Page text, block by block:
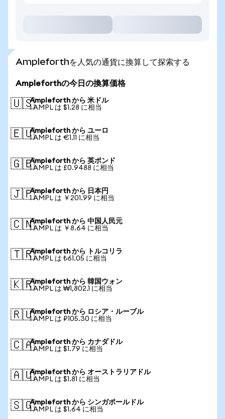
Ampleforthを人気の通貨に換算して探索する
Ampleforthの今日の換算価格
🇺🇸Ampleforth から 米ドル
1 AMPL は $1.28 に相当
🇪🇺Ampleforth から ユーロ
1 AMPL は €1.11 に相当
🇬🇧Ampleforth から 英ポンド
1 AMPL は £0.9488 に相当
🇯🇵Ampleforth から 日本円
1 AMPL は ￥201.99 に相当
🇨🇳Ampleforth から 中国人民元
1 AMPL は ￥8.64 に相当
🇹🇷Ampleforth から トルコリラ
1 AMPL は ₺61.05 に相当
🇰🇷Ampleforth から 韓国ウォン
1 AMPL は ₩1,802.1 に相当
🇷🇺Ampleforth から ロシア・ルーブル
1 AMPL は ₽105.30 に相当
🇨🇦Ampleforth から カナダドル
1 AMPL は $1.79 に相当
🇦🇺Ampleforth から オーストラリアドル
1 AMPL は $1.81 に相当
🇸🇬Ampleforth から シンガポールドル
1 AMPL は $1.64 に相当